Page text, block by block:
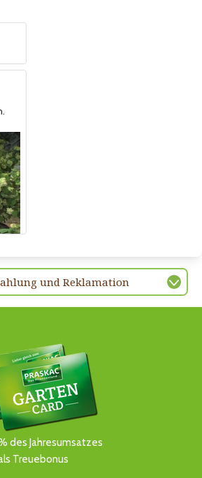
und Reklamation
des Jahresumsatzes
Treuebonus